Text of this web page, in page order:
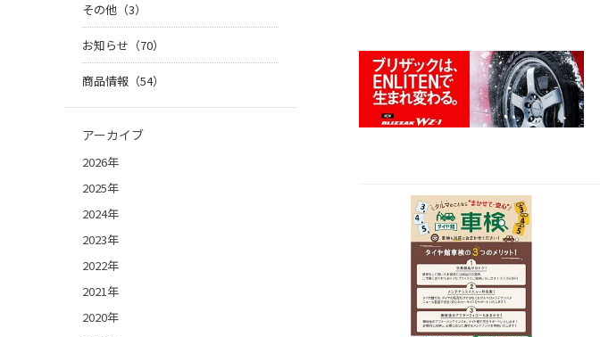
その他（3）
お知らせ（70）
商品情報（54）
アーカイブ
2026年
2025年
2024年
2023年
2022年
2021年
2020年